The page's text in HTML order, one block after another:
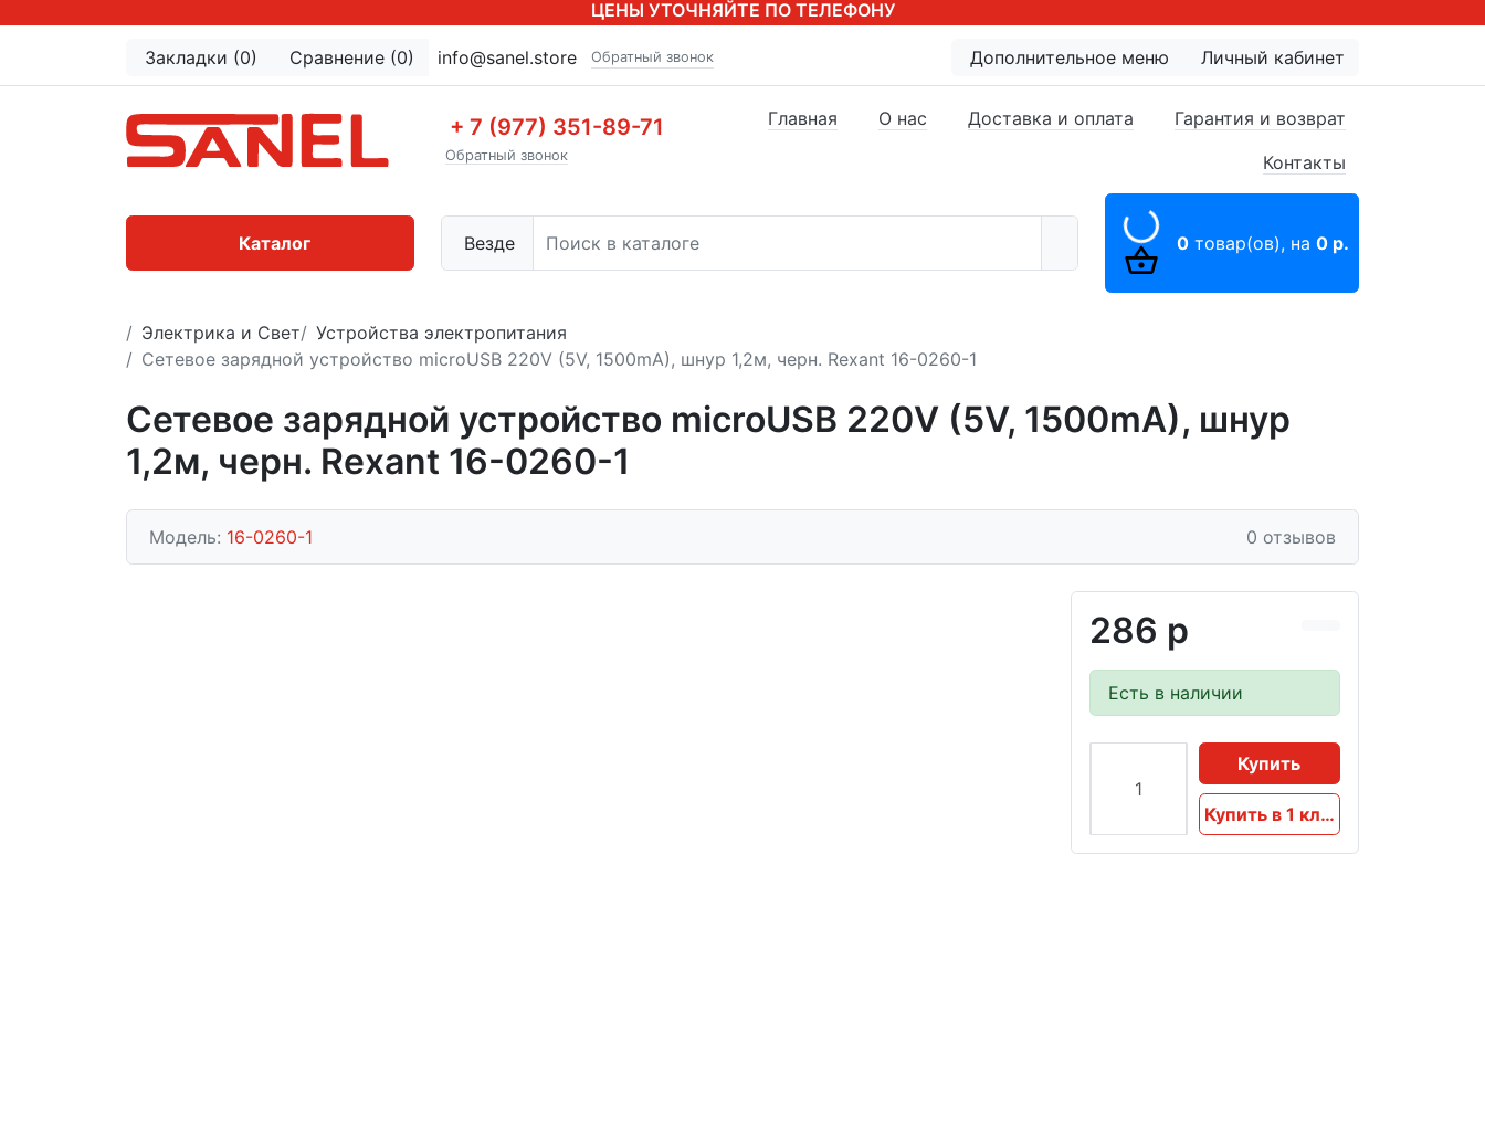
ЦЕНЫ УТОЧНЯЙТЕ ПО ТЕЛЕФОНУ
Закладки (0) Сравнение (0) info@sanel.store Обратный звонок Дополнительное меню Личный кабинет
+ 7 (977) 351-89-71
Обратный звонок
Везде
Главная О нас Доставка и оплата
Гарантия и возврат
Контакты
0 товар(ов), на 0 р.
Каталог
Электрика и Свет
Устройства электропитания
Сетевое зарядной устройство microUSB 220V (5V, 1500mA), шнур 1,2м, черн. Rexant 16-0260-1
Сетевое зарядной устройство microUSB 220V (5V, 1500mA), шнур
1,2м, черн. Rexant 16-0260-1
Модель: 16-0260-1 0 отзывов
286 р
Есть в наличии
Купить
Купить в 1 клик